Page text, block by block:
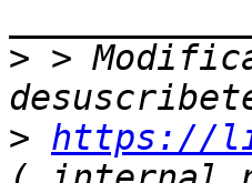
> >
> https://